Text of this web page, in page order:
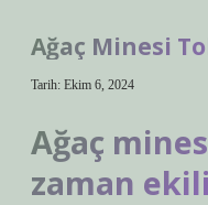
Ağaç Minesi
Tarih: Ekim 6, 2024
Ağaç
zaman